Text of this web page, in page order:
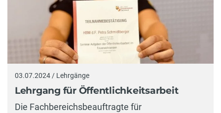
03.07.2024 / Lehrgänge
Lehrgang für Öffentlichkeitsarbeit
Die Fachbereichsbeauftragte für